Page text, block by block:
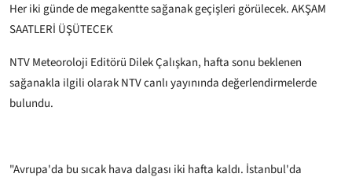
Her iki günde de megakentte sağanak geçişleri görülecek.AKŞAM
SAATLERİ ÜŞÜTECEK
NTV Meteoroloji Editörü Dilek Çalışkan, hafta sonu beklenen
sağanakla ilgili olarak NTV canlı yayınında değerlendirmelerde
bulundu.
"Avrupa'da bu sıcak hava dalgası iki hafta kaldı. İstanbul'da